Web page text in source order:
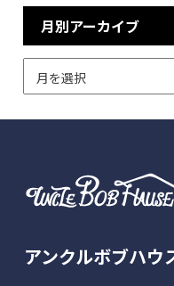
月別アーカイブ
アンクルボブハウ